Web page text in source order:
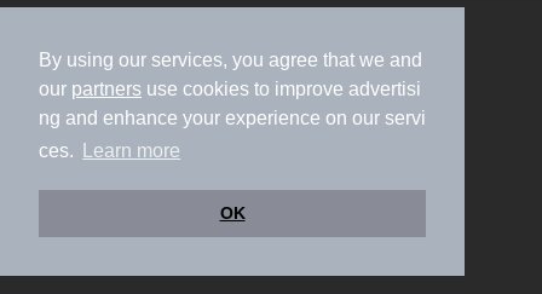
By using our services, you agree that we and
our partners use cookies to improve advertisi
ng and enhance your experience on our servi
ces.
Learn more
OK
加盟店募集（資料請求）
広告出稿のご案内
利用規約
ライフスタイルMEMBERS+規約
特定商取引法に基づく表記
ヘルプ
採用情報
運営会社